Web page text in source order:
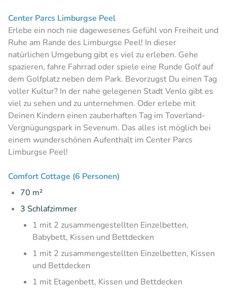
Center Parcs Limburgse Peel
Erlebe ein noch nie dagewesenes Gefühl von Freiheit und
Ruhe am Rande des Limburgse Peel! In dieser
natürlichen Umgebung gibt es viel zu erleben. Gehe
spazieren, fahre Fahrrad oder spiele eine Runde Golf auf
dem Golfplatz neben dem Park. Bevorzugst Du einen Tag
voller Kultur? In der nahe gelegenen Stadt Venlo gibt es
viel zu sehen und zu unternehmen. Oder erlebe mit
Deinen Kindern einen zauberhaften Tag im Toverland-
Vergnügungspark in Sevenum. Das alles ist möglich bei
einem wunderschönen Aufenthalt im Center Parcs
Limburgse Peel!
Comfort Cottage (6 Personen)
70 m²
3 Schlafzimmer
1 mit 2 zusammengestellten Einzelbetten,
Babybett, Kissen und Bettdecken
1 mit 2 zusammengestellten Einzelbetten, Kissen
und Bettdecken
1 mit Etagenbett, Kissen und Bettdecken